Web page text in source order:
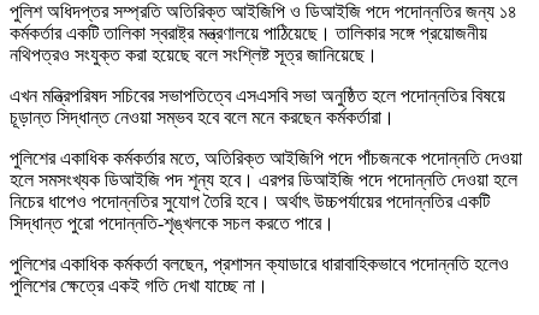
পুলিশ অধিদপ্তর সম্প্রতি অতিরিক্ত আইজিপি ও ডিআইজি পদে পদোন্নতির জন্য ১৪
কর্মকর্তার একটি তালিকা স্বরাষ্ট্র মন্ত্রণালয়ে পাঠিয়েছে। তালিকার সঙ্গে প্রয়োজনীয়
নথিপত্রও সংযুক্ত করা হয়েছে বলে সংশ্লিষ্ট সূত্র জানিয়েছে।
এখন মন্ত্রিপরিষদ সচিবের সভাপতিত্বে এসএসবি সভা অনুষ্ঠিত হলে পদোন্নতির বিষয়ে
চূড়ান্ত সিদ্ধান্ত নেওয়া সম্ভব হবে বলে মনে করছেন কর্মকর্তারা।
পুলিশের একাধিক কর্মকর্তার মতে, অতিরিক্ত আইজিপি পদে পাঁচজনকে পদোন্নতি দেওয়া
হলে সমসংখ্যক ডিআইজি পদ শূন্য হবে। এরপর ডিআইজি পদে পদোন্নতি দেওয়া হলে
নিচের ধাপেও পদোন্নতির সুযোগ তৈরি হবে। অর্থাৎ উচ্চপর্যায়ের পদোন্নতির একটি
সিদ্ধান্ত পুরো পদোন্নতি-শৃঙ্খলকে সচল করতে পারে।
পুলিশের একাধিক কর্মকর্তা বলছেন, প্রশাসন ক্যাডারে ধারাবাহিকভাবে পদোন্নতি হলেও
পুলিশের ক্ষেত্রে একই গতি দেখা যাচ্ছে না।